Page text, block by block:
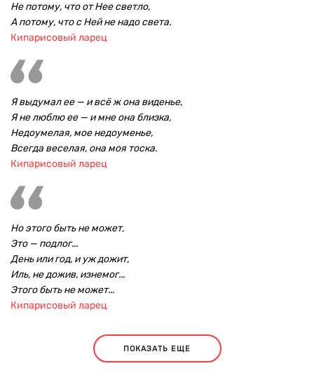
Не потому, что от Нее светло,
А потому, что с Ней не надо света.
Кипарисовый ларец
Я выдумал ее — и всё ж она виденье,
Я не люблю ее — и мне она близка,
Недоумелая, мое недоуменье,
Всегда веселая, она моя тоска.
Кипарисовый ларец
Но этого быть не может,
Это — подлог...
День или год, и уж дожит,
Иль, не дожив, изнемог...
Этого быть не может...
Кипарисовый ларец
ПОКАЗАТЬ ЕЩЕ